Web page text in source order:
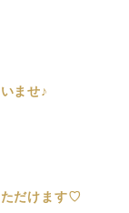
ませ♪
ただけます♡